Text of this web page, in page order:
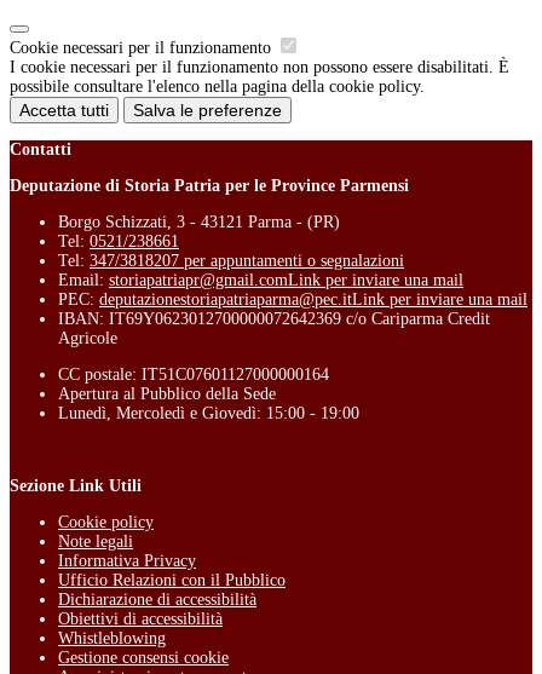
Cookie necessari per il funzionamento
I cookie necessari per il funzionamento non possono essere disabilitati. È
possibile consultare l'elenco nella pagina della cookie policy.
Accetta tutti Salva le preferenze
Contatti
Deputazione di Storia Patria per le Province Parmensi
Borgo Schizzati, 3 - 43121 Parma - (PR)
Tel: 0521/238661
Tel: 347/3818207 per appuntamenti o segnalazioni
Email: storiapatriapr@gmail.comLink per inviare una mail
PEC: deputazionestoriapatriaparma@pec.itLink per inviare una mail
IBAN: IT69Y0623012700000072642369 c/o Cariparma Credit
Agricole
CC postale: IT51C07601127000000164
Apertura al Pubblico della Sede
Lunedì, Mercoledì e Giovedì: 15:00 - 19:00
Sezione Link Utili
Cookie policy
Note legali
Informativa Privacy
Ufficio Relazioni con il Pubblico
Dichiarazione di accessibilità
Obiettivi di accessibilità
Whistleblowing
Gestione consensi cookie